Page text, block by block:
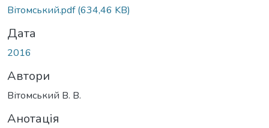
Вітомський.pdf(634,46 KB)
Дата
2016
Автори
Вітомський В. В.
Анотація